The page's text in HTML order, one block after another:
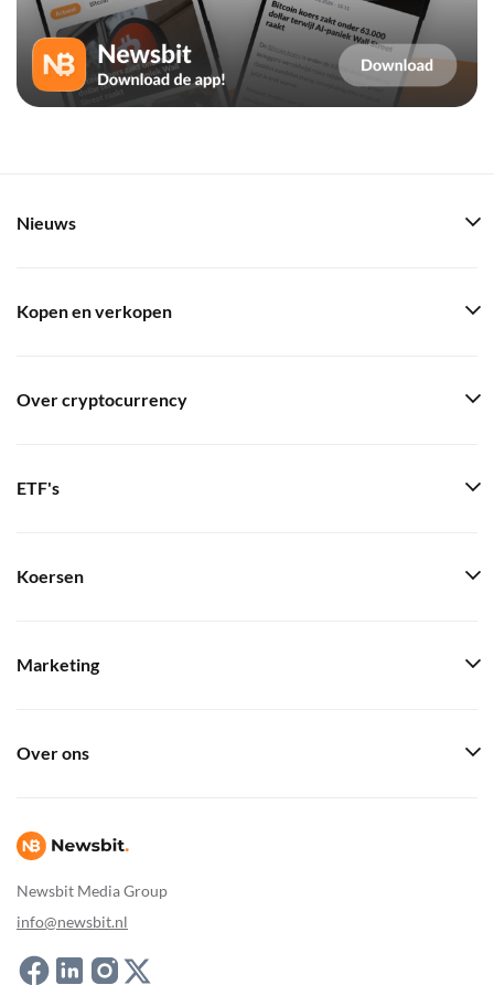
Newsbit Media Group
info@newsbit.nl
Nieuws
Kopen en verkopen
Over cryptocurrency
ETF's
Koersen
Marketing
Over ons